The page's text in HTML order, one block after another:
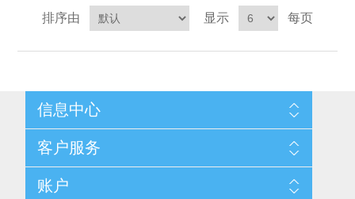
排序由 显示 每页
信息中心
配送与退换政策
隐私条款
关于我们
客户服务
新闻账户